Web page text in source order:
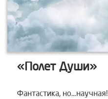
«Полет Души»
Фантастика, но…научная!